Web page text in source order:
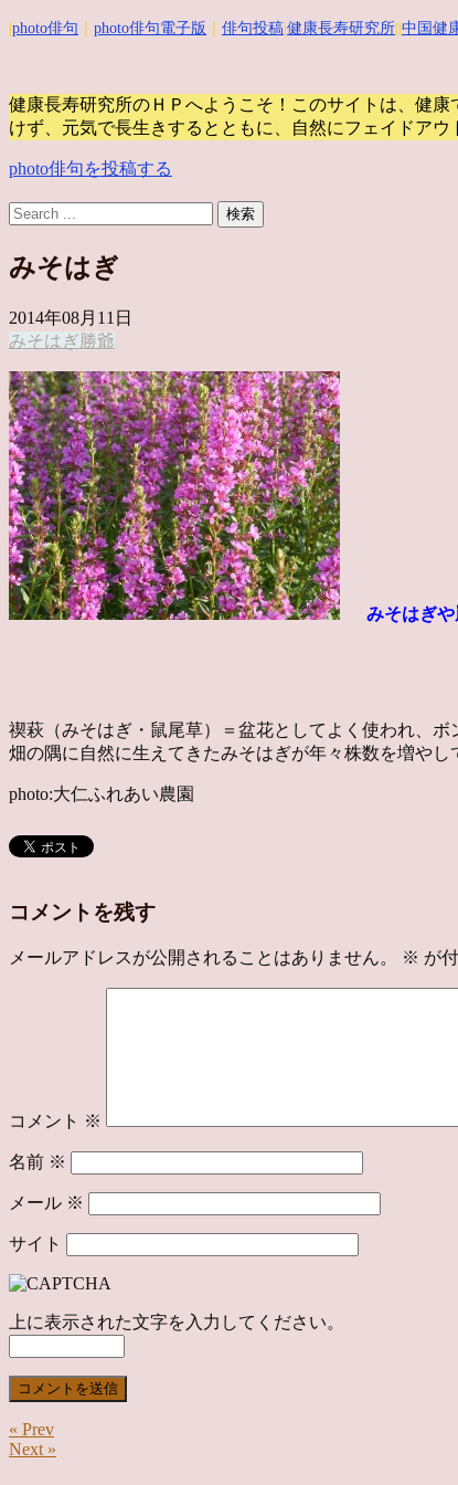
photo俳句 photo俳句電子版 俳句投稿 健康長寿研究所 中国健
健康長寿研究所のＨＰへようこそ！このサイトは、健
けず、元気で長生きするとともに、自然にフェイドアウ
photo俳句を投稿する
みそはぎ
2014年08月11日
みそはぎ 勝爺
みそはぎや
禊萩（みそはぎ・鼠尾草）＝盆花としてよく使われ、
畑の隅に自然に生えてきたみそはぎが年々株数を増や
photo:大仁ふれあい農園
コメントを残す
メールアドレスが公開されることはありません。 ※ が
コメント ※
名前 ※
メール ※
サイト
上に表示された文字を入力してください。
« Prev
Next »